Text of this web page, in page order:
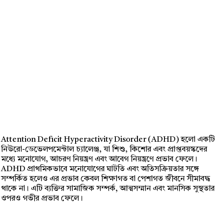
Attention Deficit Hyperactivity Disorder (ADHD) হলো একটি
নিউরো-ডেভেলপমেন্টাল চ্যালেঞ্জ, যা শিশু, কিশোর এবং প্রাপ্তবয়স্কদের
মধ্যে মনোযোগ, আচরণ নিয়ন্ত্রণ এবং আবেগ নিয়ন্ত্রণে প্রভাব ফেলে।
ADHD প্রাথমিকভাবে মনোযোগের ঘাটতি এবং অতিসক্রিয়তার সঙ্গে
সম্পর্কিত হলেও এর প্রভাব কেবল শিক্ষাগত বা পেশাগত জীবনে সীমাবদ্ধ
থাকে না। এটি ব্যক্তির সামাজিক সম্পর্ক, আত্মসম্মান এবং মানসিক সুস্থতার
ওপরও গভীর প্রভাব ফেলে।